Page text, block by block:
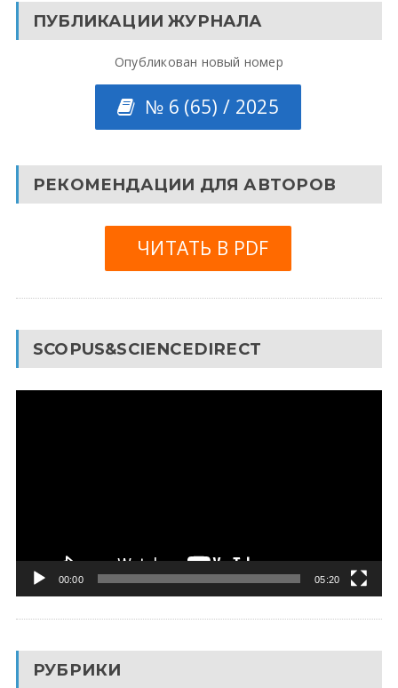
ПУБЛИКАЦИИ ЖУРНАЛА
Опубликован новый номер
№ 6 (65) / 2025
РЕКОМЕНДАЦИИ ДЛЯ АВТОРОВ
ЧИТАТЬ В PDF
SCOPUS&SCIENCEDIRECT
00:00 05:20
РУБРИКИ